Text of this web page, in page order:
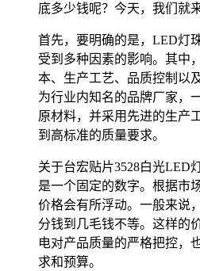
底多少钱呢？今天，我们就
首先，要明确的是，LED灯
受到多种因素的影响。其中
本、生产工艺、品质控制以
为行业内知名的品牌厂家，
原材料，并采用先进的生产
到高标准的质量要求。
关于台宏贴片3528白光LED
是一个固定的数字。根据市
价格会有所浮动。一般来说
分钱到几毛钱不等。这样的
电对产品质量的严格把控，
求和预算。